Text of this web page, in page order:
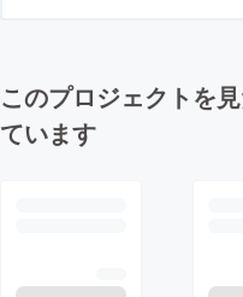
このプロジェクトを
ています